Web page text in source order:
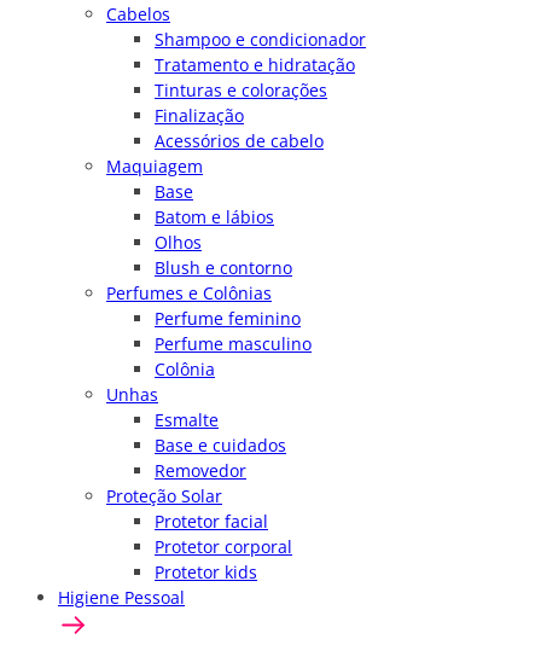
Cabelos
Shampoo e condicionador
Tratamento e hidratação
Tinturas e colorações
Finalização
Acessórios de cabelo
Maquiagem
Base
Batom e lábios
Olhos
Blush e contorno
Perfumes e Colônias
Perfume feminino
Perfume masculino
Colônia
Unhas
Esmalte
Base e cuidados
Removedor
Proteção Solar
Protetor facial
Protetor corporal
Protetor kids
Higiene Pessoal